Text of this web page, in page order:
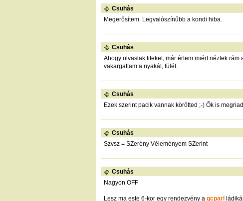
Csuhás
Megerősítem. Legvalószínűbb a kondi hiba.
Csuhás
Ahogy olvaslak titeket, már értem miért néztek
vakargattam a nyakát, fülét.
Csuhás
Ezek szerint pacik vannak körötted ;-) Ők is
Csuhás
Szvsz = SZerény Véleményem SZerint
Csuhás
Nagyon OFF
Lesz ma este 6-kor egy rendezvény a gcparl